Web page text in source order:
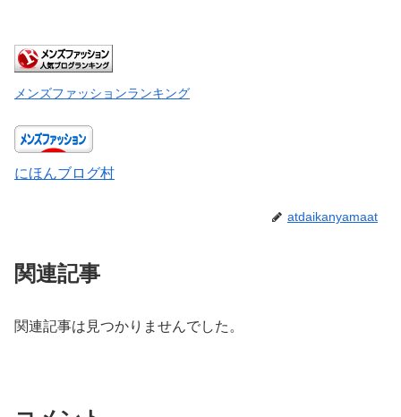
メンズファッションランキング
にほんブログ村
atdaikanyamaat
関連記事
関連記事は見つかりませんでした。